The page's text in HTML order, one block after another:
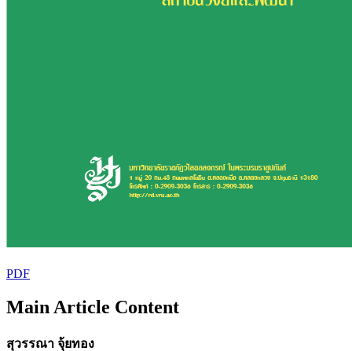
PDF
Main Article Content
สุวรรณา จุ้ยทอง